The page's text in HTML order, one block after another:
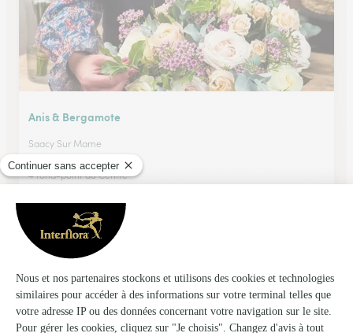
Anis & Bergamote
Saacy Sur Marne
★★★★★ 4.2 (77)
4 rond-point du Centre
Voir la boutique